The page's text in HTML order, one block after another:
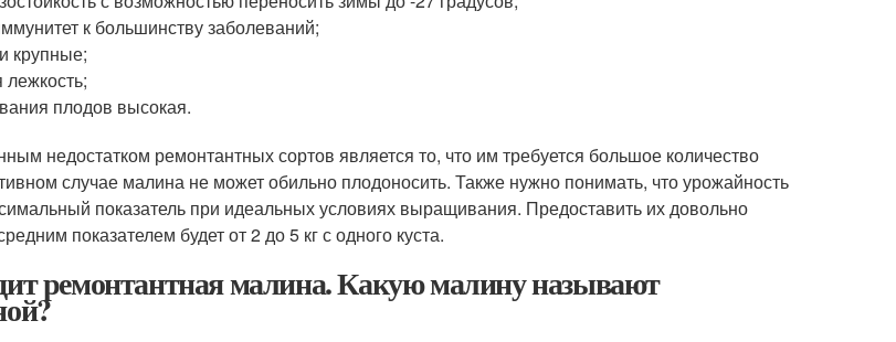
к большинству заболеваний;
крупные;
плодов высокая.
недостатком ремонтантных сортов является то, что им требуется большое количество
случае малина не может обильно плодоносить. Также нужно понимать, что урожайность
показатель при идеальных условиях выращивания. Предоставить их довольно
показателем будет от 2 до 5 кг с одного куста.
ремонтантная малина. Какую малину называют